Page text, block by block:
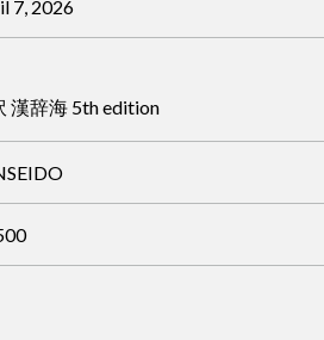
7, 2026
漢辞海 5th edition